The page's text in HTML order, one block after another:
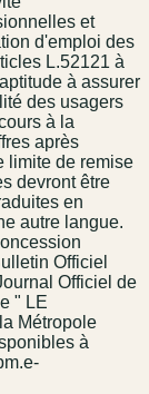
et
d'emploi des
L.5212­1 à
à assurer
des usagers
à la
après
limite de remise
devront être
en
autre langue.
Officiel
Officiel de
" LE
Métropole
à